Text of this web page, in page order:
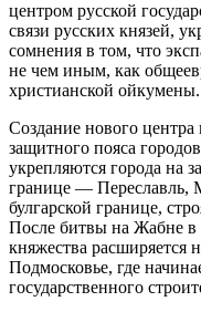
центром русской
связи русских князей,
сомнения в том, что
не чем иным, как
христианской ойкумены.
Создание нового
защитного пояса
укрепляются города на
границе — Переславль,
булгарской границе,
После битвы на Жабне в
княжества расширяется
Подмосковье, где
государственного